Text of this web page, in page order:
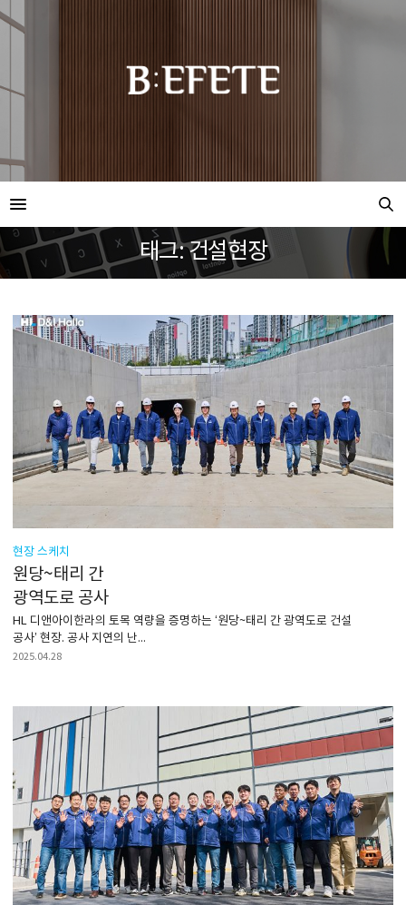
태그: 건설현장
현장 스케치
원당~태리 간
광역도로 공사
HL 디앤아이한라의 토목 역량을 증명하는 ‘원당~태리 간 광역도로 건설
공사’ 현장. 공사 지연의 난...
2025.04.28